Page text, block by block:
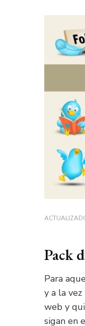
Pack
Para
y a la
web y
sigan en